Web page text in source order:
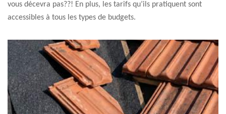
vous décevra pas??! En plus, les tarifs qu’ils pratiquent sont
accessibles à tous les types de budgets.